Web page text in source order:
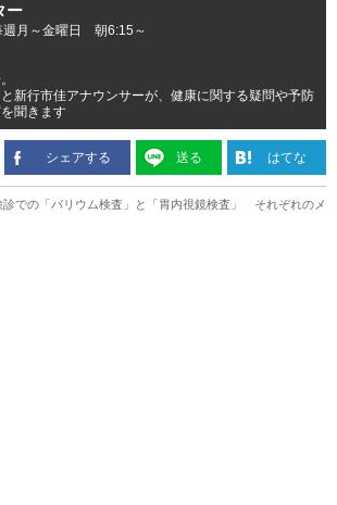
ー
週月～金曜日 朝6:15～
新行市佳アナウンサーが、健康に関する疑問や予防
聞きます
シェアする 送る はてな
診での「バリウム検査」と「胃内視鏡検査」 それぞれのメ